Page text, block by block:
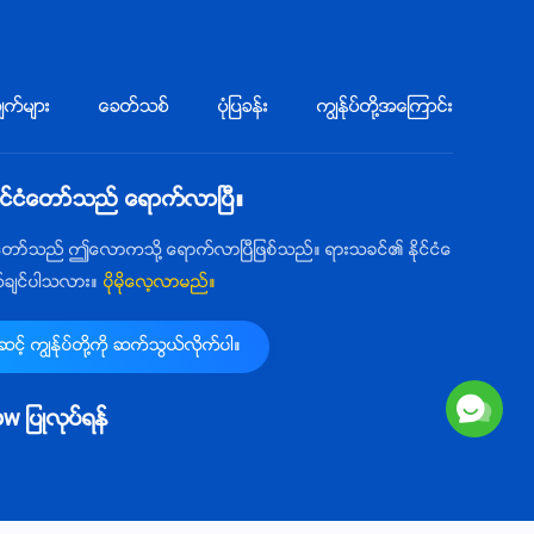
မ်ား ေခတ္သစ္ ပုံျပခန္း ကြၽန္ုပ္တို႔အေၾကာင္း
ငံေတာ္သည္ ေရာက္လာၿပီ။
ာ္သည္ ဤေလာကသို႔ ေရာက္လာၿပီျဖစ္သည္။ ရားသခင္၏ ႏိုင္ငံေ
င္ပါသလား။ ပိုမိုေလ့လာမည္။
ဆင့္ ကြၽန္ုပ္တို႔ကို ဆက္သြယ္လိုက္ပါ။
ျပဳလုပ္ရန္